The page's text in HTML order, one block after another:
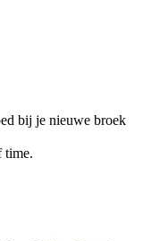
bij je nieuwe broek
time.